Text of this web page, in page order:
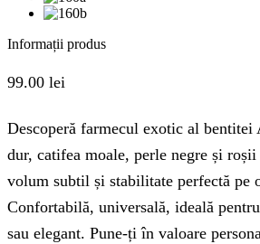
Informații produs
99.00 lei
Descoperă farmecul exotic al bentitei
dur, catifea moale, perle negre și roșii
volum subtil și stabilitate perfectă pe
Confortabilă, universală, ideală
sau elegant. Pune-ți în valoare